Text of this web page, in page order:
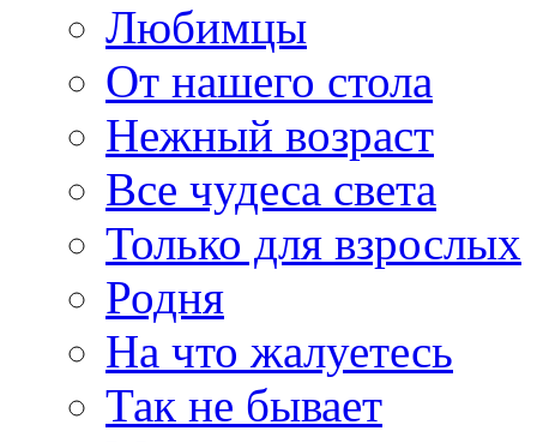
Любимцы
От нашего стола
Нежный возраст
Все чудеса света
Только для взрослых
Родня
На что жалуетесь
Так не бывает